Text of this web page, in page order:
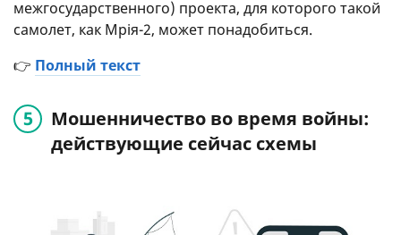
межгосударственного) проекта, для которого такой
самолет, как Мрія-2, может понадобиться.
👉 Полный текст
Мошенничество во время войны:
действующие сейчас схемы